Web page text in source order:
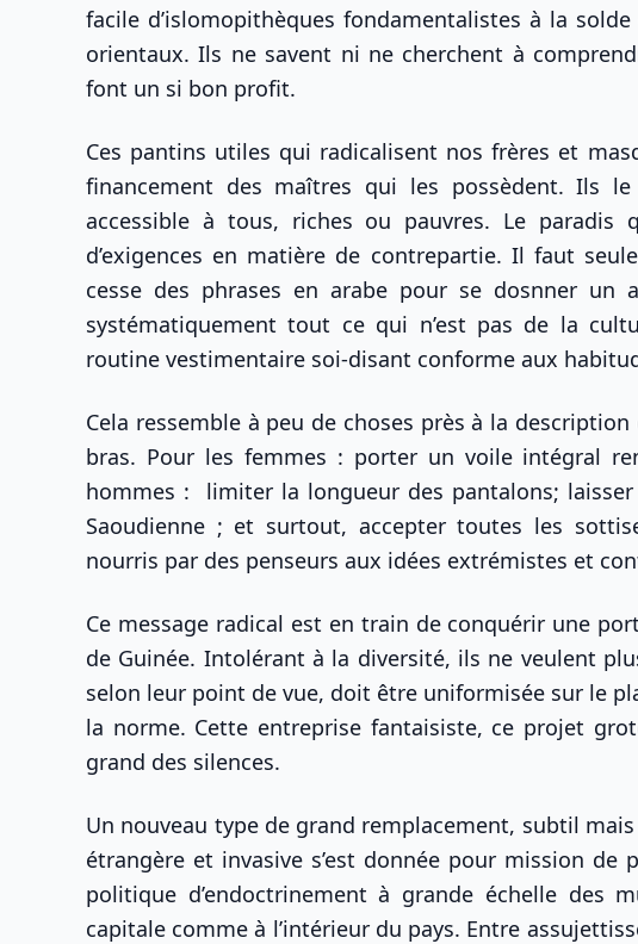
facile d’islomopithèques fondamentalistes à la
orientaux. Ils ne savent ni ne cherchent à
font un si bon profit.
Ces pantins utiles qui radicalisent nos frères et
financement des maîtres qui les possèdent. Ils
accessible à tous, riches ou pauvres. Le paradis
d’exigences en matière de contrepartie. Il faut
cesse des phrases en arabe pour se dosnner un
systématiquement tout ce qui n’est pas de la
routine vestimentaire soi-disant conforme aux
Cela ressemble à peu de choses près à la
bras. Pour les femmes : porter un voile intégral
hommes : limiter la longueur des pantalons;
Saoudienne ; et surtout, accepter toutes les
nourris par des penseurs aux idées extrémistes et
Ce message radical est en train de conquérir une
de Guinée. Intolérant à la diversité, ils ne veulent
selon leur point de vue, doit être uniformisée sur le
la norme. Cette entreprise fantaisiste, ce projet
grand des silences.
Un nouveau type de grand remplacement, subtil
étrangère et invasive s’est donnée pour mission de
politique d’endoctrinement à grande échelle des
capitale comme à l’intérieur du pays. Entre